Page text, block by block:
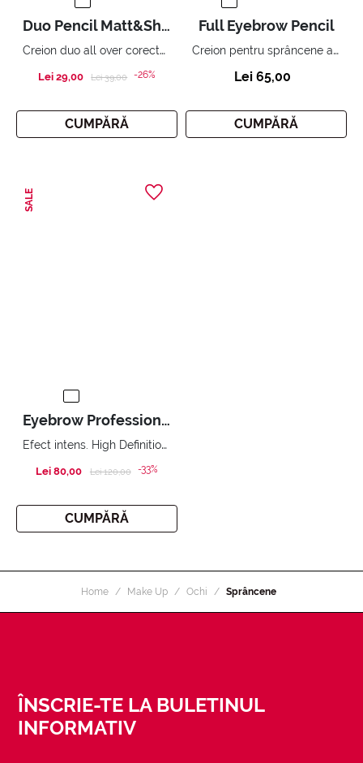
Duo Pencil Matt&Shine
Creion duo all over corector și iluminator.
Lei 29,00 Price reduced from
Lei 39,00to-26%
CUMPĂRĂ
Full Eyebrow Pencil
Creion pentru sprâncene automat cu efect de umplere instantaneu.
Lei 65,00
CUMPĂRĂ
SALE
Eyebrow Professional Kit
Efect intens. High Definition Eyebrow Pencil & Eyebrow Definition Cream & Duo Highlighter Matt & Shine
Lei 80,00 Price reduced from
Lei 120,00to-33%
CUMPĂRĂ
Home Make Up Ochi Sprâncene
ÎNSCRIE-TE LA BULETINUL
INFORMATIV